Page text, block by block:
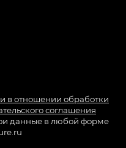
в отношении обработки
соглашения
данные в любой форме